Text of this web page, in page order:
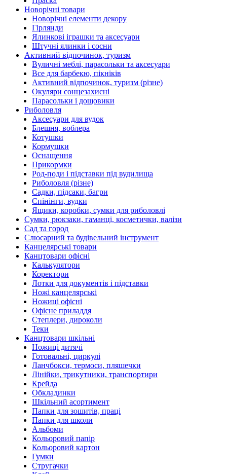
Новорічні товари
Новорічні елементи декору
Гірлянди
Ялинкові іграшки та аксесуари
Штучні ялинки і сосни
Активний відпочинок, туризм
Вуличні меблі, парасольки та аксесуари
Все для барбекю, пікніків
Активний відпочинок, туризм (різне)
Окуляри сонцезахисні
Парасольки і дощовики
Риболовля
Аксесуари для вудок
Блешня, воблера
Котушки
Кормушки
Оснащення
Прикормки
Род-поди і підставки під вудилища
Риболовля (різне)
Садки, підсаки, багри
Спінінги, вудки
Ящики, коробки, сумки для риболовлі
Сумки, рюкзаки, гаманці, косметички, валізи
Сад та город
Слюсарний та будівельний інструмент
Канцелярські товари
Канцтовари офісні
Калькулятори
Коректори
Лотки для документів і підставки
Ножі канцелярські
Ножиці офісні
Офісне приладдя
Степлери, дироколи
Теки
Канцтовари шкільні
Ножиці дитячі
Готовальні, циркулі
Ланчбокси, термоси, пляшечки
Лінійки, трикутники, транспортири
Крейда
Обкладинки
Шкільний асортимент
Папки для зошитів, праці
Папки для школи
Альбоми
Кольоровий папір
Кольоровий картон
Гумки
Стругачки